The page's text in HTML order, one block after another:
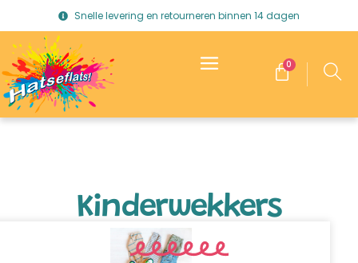
Snelle levering en retourneren binnen 14 dagen
0
Kinderwekkers